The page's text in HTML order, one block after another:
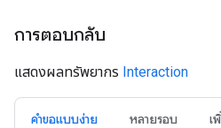
การตอบกลับ
แสดงผลทรัพยากร Interaction
คำขอแบบง่าย หลายรอบ เ